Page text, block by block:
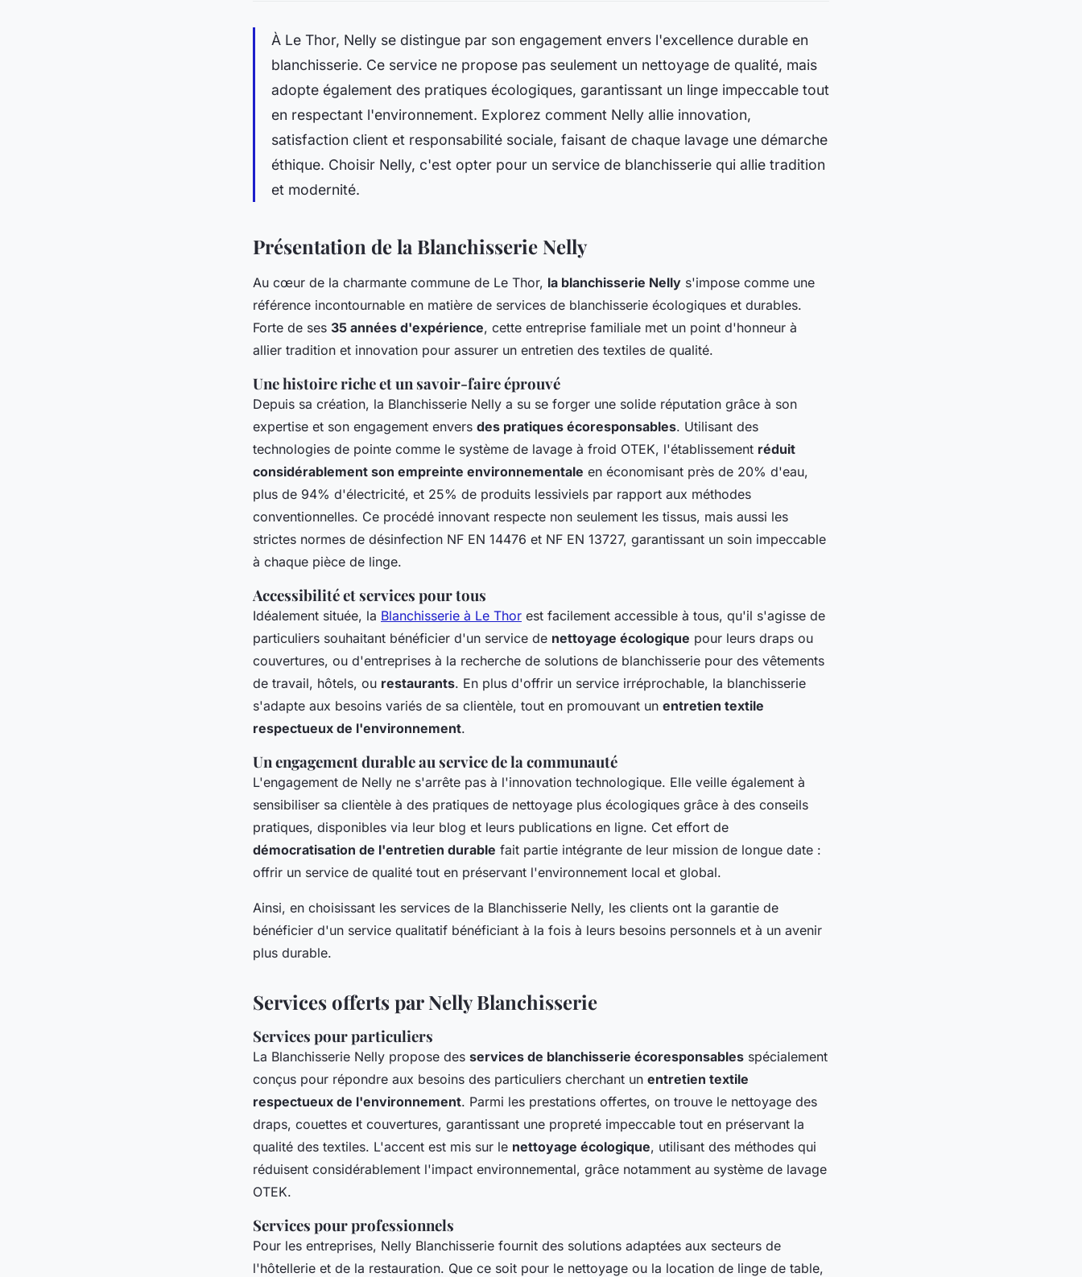
À Le Thor, Nelly se distingue par son engagement envers l'excellence durable en
blanchisserie. Ce service ne propose pas seulement un nettoyage de qualité, mais
adopte également des pratiques écologiques, garantissant un linge impeccable tout
en respectant l'environnement. Explorez comment Nelly allie innovation,
satisfaction client et responsabilité sociale, faisant de chaque lavage une démarche
éthique. Choisir Nelly, c'est opter pour un service de blanchisserie qui allie tradition
et modernité.
Présentation de la Blanchisserie Nelly
Au cœur de la charmante commune de Le Thor, la blanchisserie Nelly s'impose comme une
référence incontournable en matière de services de blanchisserie écologiques et durables.
Forte de ses 35 années d'expérience, cette entreprise familiale met un point d'honneur à
allier tradition et innovation pour assurer un entretien des textiles de qualité.
Une histoire riche et un savoir-faire éprouvé
Depuis sa création, la Blanchisserie Nelly a su se forger une solide réputation grâce à son
expertise et son engagement envers des pratiques écoresponsables. Utilisant des
technologies de pointe comme le système de lavage à froid OTEK, l'établissement réduit
considérablement son empreinte environnementale en économisant près de 20% d'eau,
plus de 94% d'électricité, et 25% de produits lessiviels par rapport aux méthodes
conventionnelles. Ce procédé innovant respecte non seulement les tissus, mais aussi les
strictes normes de désinfection NF EN 14476 et NF EN 13727, garantissant un soin impeccable
à chaque pièce de linge.
Accessibilité et services pour tous
Idéalement située, la Blanchisserie à Le Thor est facilement accessible à tous, qu'il s'agisse de
particuliers souhaitant bénéficier d'un service de nettoyage écologique pour leurs draps ou
couvertures, ou d'entreprises à la recherche de solutions de blanchisserie pour des vêtements
de travail, hôtels, ou restaurants. En plus d'offrir un service irréprochable, la blanchisserie
s'adapte aux besoins variés de sa clientèle, tout en promouvant un entretien textile
respectueux de l'environnement.
Un engagement durable au service de la communauté
L'engagement de Nelly ne s'arrête pas à l'innovation technologique. Elle veille également à
sensibiliser sa clientèle à des pratiques de nettoyage plus écologiques grâce à des conseils
pratiques, disponibles via leur blog et leurs publications en ligne. Cet effort de
démocratisation de l'entretien durable fait partie intégrante de leur mission de longue date :
offrir un service de qualité tout en préservant l'environnement local et global.
Ainsi, en choisissant les services de la Blanchisserie Nelly, les clients ont la garantie de
bénéficier d'un service qualitatif bénéficiant à la fois à leurs besoins personnels et à un avenir
plus durable.
Services offerts par Nelly Blanchisserie
Services pour particuliers
La Blanchisserie Nelly propose des services de blanchisserie écoresponsables spécialement
conçus pour répondre aux besoins des particuliers cherchant un entretien textile
respectueux de l'environnement. Parmi les prestations offertes, on trouve le nettoyage des
draps, couettes et couvertures, garantissant une propreté impeccable tout en préservant la
qualité des textiles. L'accent est mis sur le nettoyage écologique, utilisant des méthodes qui
réduisent considérablement l'impact environnemental, grâce notamment au système de lavage
OTEK.
Services pour professionnels
Pour les entreprises, Nelly Blanchisserie fournit des solutions adaptées aux secteurs de
l'hôtellerie et de la restauration. Que ce soit pour le nettoyage ou la location de linge de table,